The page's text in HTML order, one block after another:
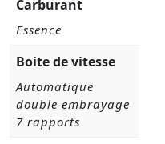
Carburant
Essence
Boite de vitesse
Automatique
double embrayage
7 rapports